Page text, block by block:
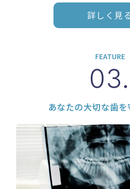
詳しく見
FEATURE
03.
あなたの大切な歯